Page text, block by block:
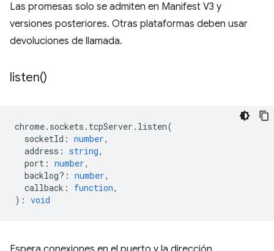
Las promesas solo se admiten en Manifest V3 y
versiones posteriores. Otras plataformas deben usar
devoluciones de llamada.
listen()
chrome. sockets . tcpServer . listen(
socketId : number,
address : string,
port : number,
backlog? : number,
callback : function,
) : void